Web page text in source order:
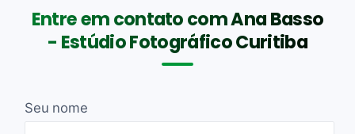
Entre em contato com Ana Basso
- Estúdio Fotográfico Curitiba
Seu nome